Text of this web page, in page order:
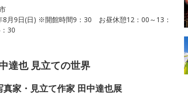
8月9日(日) ※開館時間9：30 お昼休憩12：00～13：
30
達也 見立ての世界
真家・見立て作家 田中達也展